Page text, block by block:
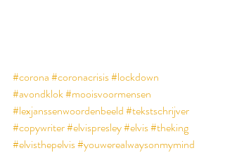
#corona#coronacrisis#lockdown
#avondklok#mooisvoormensen
#lexjanssenwoordenbeeld#tekstschrijver
#copywriter#elvispresley#elvis#theking
#elvisthepelvis#youwerealwaysonmymind